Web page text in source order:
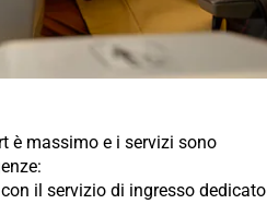
è massimo e i servizi sono
con il servizio di ingresso dedicato